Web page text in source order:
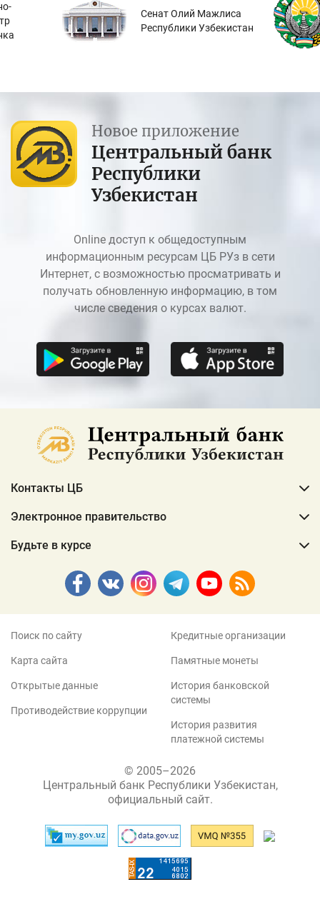
Сенат Олий Мажлиса
Республики Узбекистан
Новое приложение
Центральный банк
Республики
Узбекистан
Online доступ к общедоступным
информационным ресурсам ЦБ РУз в сети
Интернет, с возможностью просматривать и
получать обновленную информацию, в том
числе сведения о курсах валют.
Контакты ЦБ
Электронное правительство
Будьте в курсе
Поиск по сайту
Карта сайта
Открытые данные
Противодействие коррупции
Кредитные организации
Памятные монеты
История банковской
системы
История развития
платежной системы
© 2005–2026
Центральный банк Республики Узбекистан,
официальный сайт.